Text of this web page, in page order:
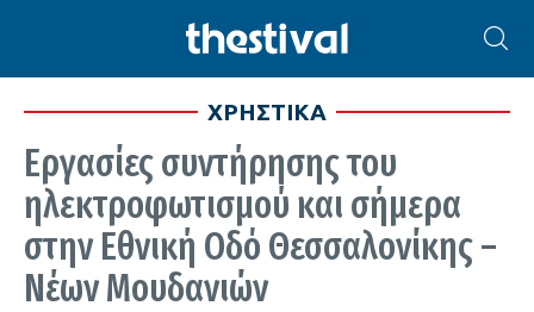
ΧΡΗΣΤΙΚΑ
Εργασίες συντήρησης του
ηλεκτροφωτισμού και σήμερα
στην Εθνική Οδό Θεσσαλονίκης –
Νέων Μουδανιών